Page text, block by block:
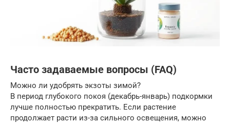
Часто задаваемые вопросы (FAQ)
Можно ли удобрять экзоты зимой?
В период глубокого покоя (декабрь-январь) подкормки
лучше полностью прекратить. Если растение
продолжает расти из-за сильного освещения, можно